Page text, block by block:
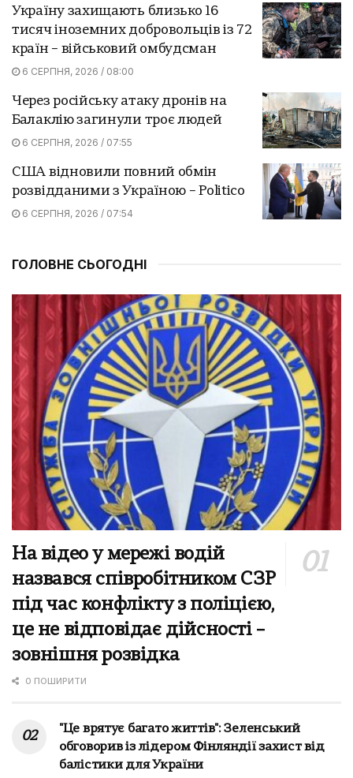
Україну захищають близько 16
тисяч іноземних добровольців із 72
країн – військовий омбудсман
6 СЕРПНЯ, 2026 / 08:00
Через російську атаку дронів на
Балаклію загинули троє людей
6 СЕРПНЯ, 2026 / 07:55
США відновили повний обмін
розвідданими з Україною – Politico
6 СЕРПНЯ, 2026 / 07:54
ГОЛОВНЕ СЬОГОДНІ
На відео у мережі водій
назвався співробітником СЗР
під час конфлікту з поліцією,
це не відповідає дійсності –
зовнішня розвідка
0 ПОШИРИТИ
"Це врятує багато життів": Зеленський
обговорив із лідером Фінляндії захист від
балістики для України